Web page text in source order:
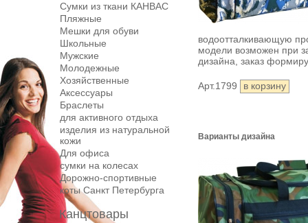
Сумки из ткани КАНВАС
Пляжные
Мешки для обуви
Школьные
Мужские
Молодежные
Хозяйственные
Аксессуары
Браслеты
для активного отдыха
изделия из натуральной
кожи
Для офиса
сумки на колесах
Дорожнo-спортивные
коты Санкт Петербурга
Канцтовары
водоотталкивающую
модели возможен при
дизайна, заказ
Арт.1799
Варианты дизайна